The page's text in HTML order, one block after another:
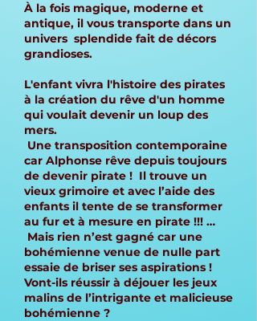
À la fois magique, moderne et
antique, il vous transporte dans un
univers splendide fait de décors
grandioses.
L'enfant vivra l'histoire des pirates
à la création du rêve d'un homme
qui voulait devenir un loup des
mers.
Une transposition contemporaine
car Alphonse rêve depuis toujours
de devenir pirate ! Il trouve un
vieux grimoire et avec l’aide des
enfants il tente de se transformer
au fur et à mesure en pirate !!! …
Mais rien n’est gagné car une
bohémienne venue de nulle part
essaie de briser ses aspirations !
Vont-ils réussir à déjouer les jeux
malins de l’intrigante et malicieuse
bohémienne ?